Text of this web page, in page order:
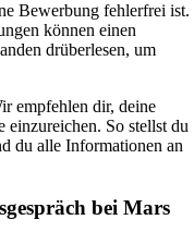
Bewerbung fehlerfrei ist.
können einen
drüberlesen, um
empfehlen dir, deine
einzureichen. So stellst du
du alle Informationen an
bei Mars